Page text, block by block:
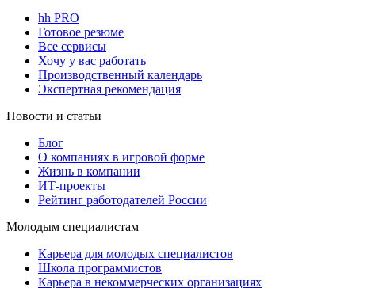
hh PRO
Готовое резюме
Все сервисы
Хочу у вас работать
Производственный календарь
Экспертная рекомендация
Новости и статьи
Блог
О компаниях в игровой форме
Жизнь в компании
ИТ-проекты
Рейтинг работодателей России
Молодым специалистам
Карьера для молодых специалистов
Школа программистов
Карьера в некоммерческих организациях